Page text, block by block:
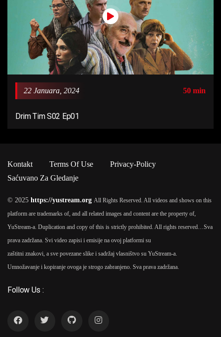
22 Januara, 2024 50 min
Drim Tim S02 Ep01
Kontakt Terms Of Use
Privacy-Policy
Saćuvano Za Gledanje
© 2025 https://yustream.org All Rights Reserved. All videos and shows on this
platform are trademarks of, and all related images and content are the property of,
YuStream-a. Duplication and copy of this is strictly prohibited. All rights reserved… Sva
prava zadržana. Svi video zapisi i emisije na ovoj platformi su
zaštitni znakovi, a sve povezane slike i sadržaj vlasništvo su YuStream-a.
Umnožavanje i kopiranje ovoga je strogo zabranjeno. Sva prava zadržana.
Follow Us :